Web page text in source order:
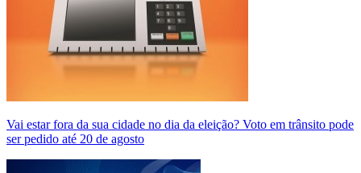
Vai estar fora da sua cidade no dia da eleição? Voto em trânsito pode
ser pedido até 20 de agosto